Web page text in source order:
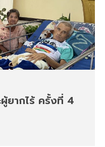
ยากไร้ ครั้งที่ 4